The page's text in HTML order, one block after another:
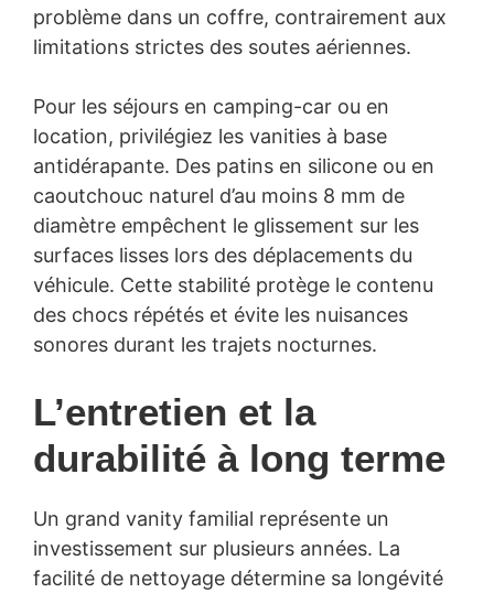
problème dans un coffre, contrairement aux
limitations strictes des soutes aériennes.
Pour les séjours en camping-car ou en
location, privilégiez les vanities à base
antidérapante. Des patins en silicone ou en
caoutchouc naturel d’au moins 8 mm de
diamètre empêchent le glissement sur les
surfaces lisses lors des déplacements du
véhicule. Cette stabilité protège le contenu
des chocs répétés et évite les nuisances
sonores durant les trajets nocturnes.
L’entretien et la
durabilité à long terme
Un grand vanity familial représente un
investissement sur plusieurs années. La
facilité de nettoyage détermine sa longévité